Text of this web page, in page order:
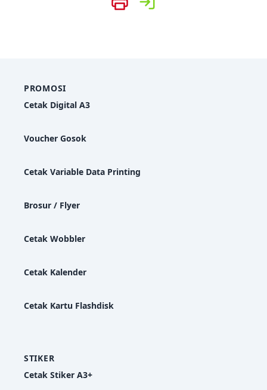
PROMOSI
Cetak Digital A3
Voucher Gosok
Cetak Variable Data Printing
Brosur / Flyer
Cetak Wobbler
Cetak Kalender
Cetak Kartu Flashdisk
STIKER
Cetak Stiker A3+